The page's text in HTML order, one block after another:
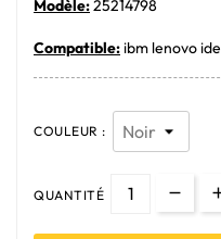
Modèle:25214798
Compatible:ibm lenovo
COULEUR :
QUANTITÉ